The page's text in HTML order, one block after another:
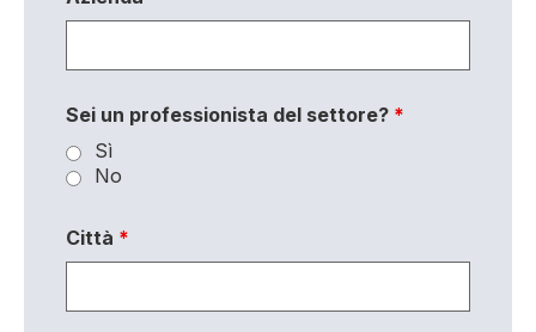
Sei un professionista del settore? *
Sì
No
Città *